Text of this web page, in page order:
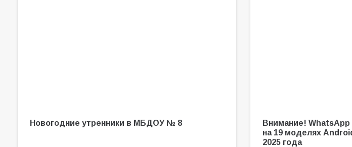
Новогодние утренники в МБДОУ № 8
Внимание!
на 19 моделях
2025 года